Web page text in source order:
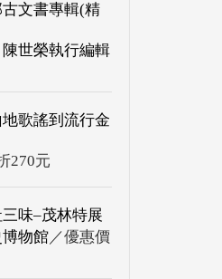
文書專輯(精
世榮執行編輯
地歌謠到流行金
270元
味–茂林特展
物館／優惠價